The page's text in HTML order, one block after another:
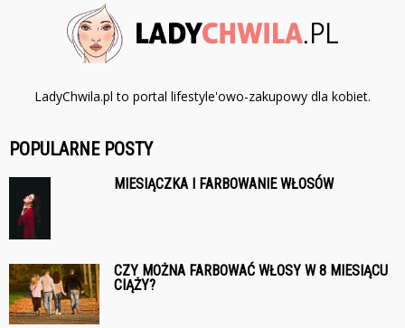
LadyChwila.pl to portal lifestyle'owo-zakupowy dla kobiet.
POPULARNE POSTY
MIESIĄCZKA I FARBOWANIE WŁOSÓW
CZY MOŻNA FARBOWAĆ WŁOSY W 8 MIESIĄCU
CIĄŻY?